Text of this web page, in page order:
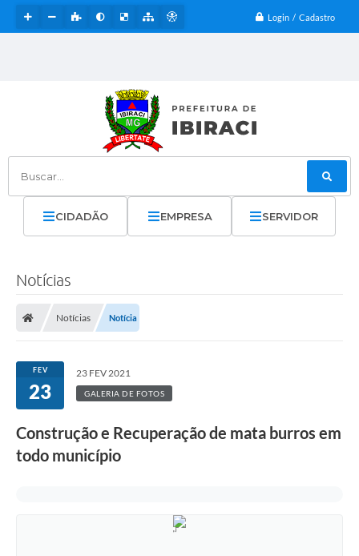
Login / Cadastro
Buscar...
CIDADÃO EMPRESA SERVIDOR
Notícias
Notícias Notícia
FEV
23
23 FEV 2021
GALERIA DE FOTOS
Construção e Recuperação de mata burros em
todo município